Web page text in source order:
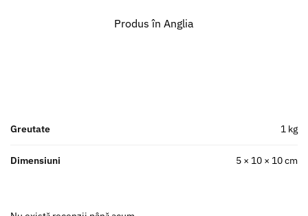
Produs în Anglia
Greutate 1 kg
Dimensiuni 5 × 10 × 10 cm